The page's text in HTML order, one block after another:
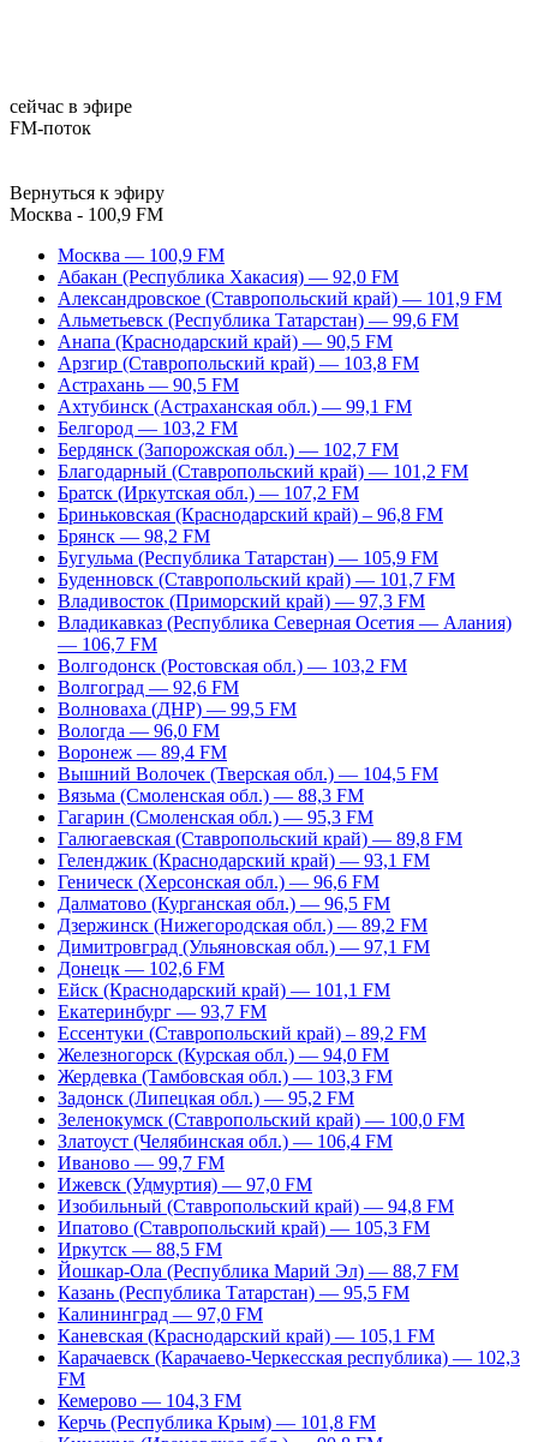
сейчас в эфире
FM-поток
Вернуться к эфиру
Москва - 100,9 FM
Москва — 100,9 FM
Абакан (Республика Хакасия) — 92,0 FM
Александровское (Ставропольский край) — 101,9 FM
Альметьевск (Республика Татарстан) — 99,6 FM
Анапа (Краснодарский край) — 90,5 FM
Арзгир (Ставропольский край) — 103,8 FM
Астрахань — 90,5 FM
Ахтубинск (Астраханская обл.) — 99,1 FM
Белгород — 103,2 FM
Бердянск (Запорожская обл.) — 102,7 FM
Благодарный (Ставропольский край) — 101,2 FM
Братск (Иркутская обл.) — 107,2 FM
Бриньковская (Краснодарский край) – 96,8 FM
Брянск — 98,2 FM
Бугульма (Республика Татарстан) — 105,9 FM
Буденновск (Ставропольский край) — 101,7 FM
Владивосток (Приморский край) — 97,3 FM
Владикавказ (Республика Северная Осетия — Алания)
— 106,7 FM
Волгодонск (Ростовская обл.) — 103,2 FM
Волгоград — 92,6 FM
Волноваха (ДНР) — 99,5 FM
Вологда — 96,0 FM
Воронеж — 89,4 FM
Вышний Волочек (Тверская обл.) — 104,5 FM
Вязьма (Смоленская обл.) — 88,3 FM
Гагарин (Смоленская обл.) — 95,3 FM
Галюгаевская (Ставропольский край) — 89,8 FM
Геленджик (Краснодарский край) — 93,1 FM
Геническ (Херсонская обл.) — 96,6 FM
Далматово (Курганская обл.) — 96,5 FM
Дзержинск (Нижегородская обл.) — 89,2 FM
Димитровград (Ульяновская обл.) — 97,1 FM
Донецк — 102,6 FM
Ейск (Краснодарский край) — 101,1 FM
Екатеринбург — 93,7 FM
Ессентуки (Ставропольский край) – 89,2 FM
Железногорск (Курская обл.) — 94,0 FM
Жердевка (Тамбовская обл.) — 103,3 FM
Задонск (Липецкая обл.) — 95,2 FM
Зеленокумск (Ставропольский край) — 100,0 FM
Златоуст (Челябинская обл.) — 106,4 FM
Иваново — 99,7 FM
Ижевск (Удмуртия) — 97,0 FM
Изобильный (Ставропольский край) — 94,8 FM
Ипатово (Ставропольский край) — 105,3 FM
Иркутск — 88,5 FM
Йошкар-Ола (Республика Марий Эл) — 88,7 FM
Казань (Республика Татарстан) — 95,5 FM
Калининград — 97,0 FM
Каневская (Краснодарский край) — 105,1 FM
Карачаевск (Карачаево-Черкесская республика) — 102,3
FM
Кемерово — 104,3 FM
Керчь (Республика Крым) — 101,8 FM